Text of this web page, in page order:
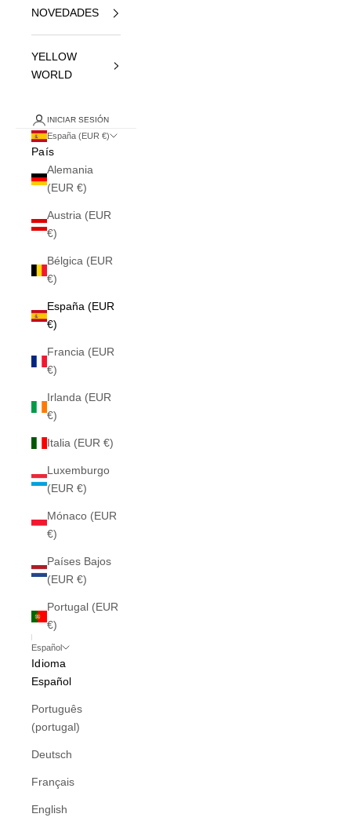
NOVEDADES
YELLOW
WORLD
INICIAR SESIÓN
España (EUR €)
País
Alemania
(EUR €)
Austria (EUR
€)
Bélgica (EUR
€)
España (EUR
€)
Francia (EUR
€)
Irlanda (EUR
€)
Italia (EUR €)
Luxemburgo
(EUR €)
Mónaco (EUR
€)
Países Bajos
(EUR €)
Portugal (EUR
€)
Español
Idioma
Español
Português
(portugal)
Deutsch
Français
English